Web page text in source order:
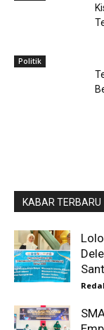
Politik
KABAR TERBARU